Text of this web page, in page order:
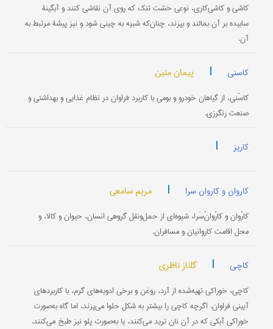
کاشی و کاشی‌کاری، نوعی خشت تنک که روی آن نقاشی کنند و آبگینۀ
سابیده بر آن بمالند و بپزند، چنان‌که شبیه به چینی شود و نیز پیشۀ مرتبط به
آن.
کاسنی | پیمان متین
کاسْنی، از گیاهان خودرو و بومی با کاربرد فراوان در نظام غذایی و بهداشتی و
صنعت رنگرزی.
کاریز |
کاروان و کاروان سرا | مریم سامعی
کارْوان و کارْوانْ‌سَرا، شیوه‌ای از حمل‌ونقل گروهی انسان، حیوان و کالا، و
محل اقامت کاروانیان و مسافران.
کاچی | گلناز ناظری
کاچی، خوراکی تهیه‌شده از آرد، روغن و برخی ادویه‌های گرم، با کاربردهای
آیینی فراوان. اگرچه کاچی را بیشتر به شکل حلوا می‌پزند، اما گاه به‌صورت
خوراکی آبکی که در آن نان ترید می‌کنند، یا به‌صورت پلو نیز طبخ می‌کنند.